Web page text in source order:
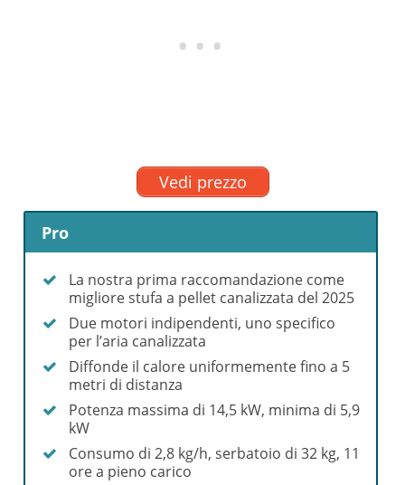
Vedi prezzo
Pro
La nostra prima raccomandazione come
migliore stufa a pellet canalizzata del 2025
Due motori indipendenti, uno specifico
per l’aria canalizzata
Diffonde il calore uniformemente fino a 5
metri di distanza
Potenza massima di 14,5 kW, minima di 5,9
kW
Consumo di 2,8 kg/h, serbatoio di 32 kg, 11
ore a pieno carico